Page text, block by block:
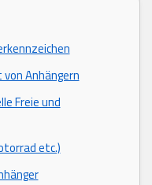
Anhängern
Freie und
etc.)